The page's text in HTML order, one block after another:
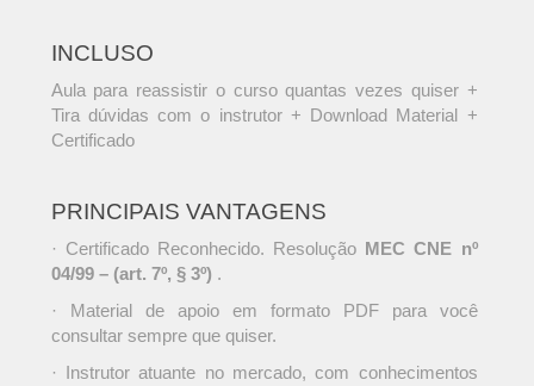
INCLUSO
Aula para reassistir o curso quantas vezes quiser +
Tira dúvidas com o instrutor + Download Material +
Certificado
PRINCIPAIS VANTAGENS
· Certificado Reconhecido. Resolução MEC CNE nº
04/99 – (art. 7º, § 3º) .
· Material de apoio em formato PDF para você
consultar sempre que quiser.
· Instrutor atuante no mercado, com conhecimentos